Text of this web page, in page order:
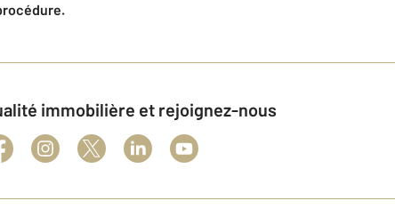
immobilière et rejoignez-nous